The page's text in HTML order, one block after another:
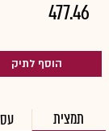
477.46
הוסף לתיק
תמצית